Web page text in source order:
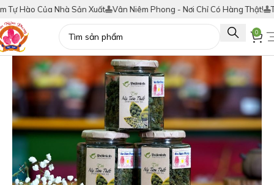
Của Nhà Sản Xuất Vân Niêm Phong - Nơi Chỉ Có Hàng Thật! Tích
0